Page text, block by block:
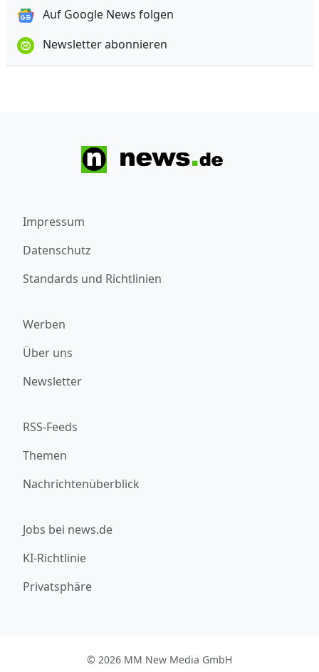
Auf Google News folgen
Newsletter abonnieren
Impressum
Datenschutz
Standards und Richtlinien
Werben
Über uns
Newsletter
RSS-Feeds
Themen
Nachrichtenüberblick
Jobs bei news.de
KI-Richtlinie
Privatsphäre
© 2026 MM New Media GmbH